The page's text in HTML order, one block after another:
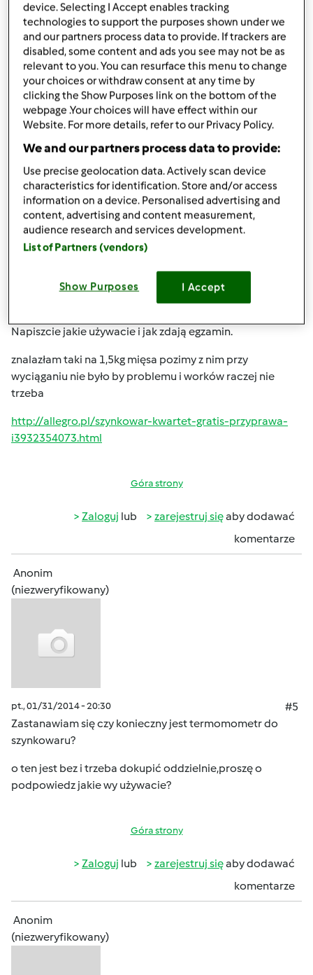
Anonim
(niezweryfikowany)
pt., 01/31/2014 - 20:20
Witajcie zakręcone szynkowarki
ale mnie nakręciłyście tym ,,sprzętem,,.
zastanawiam się tylko nad poziomym ,z tego pionowego
tylko w workach trzeba przygotowywać ,bo inaczej się nie
wydostanie tego z dna. A taki z ,,wyciągnikiem,, kosztuje
Napiszcie jakie używacie i jak zdają egzamin.
znalazłam taki na 1,5kg mięsa pozimy z nim przy
wyciąganiu nie było by problemu i worków raczej nie
trzeba
http://allegro.pl/szynkowar-kwartet-gratis-przyprawa-
i3932354073.html
Góra strony
Zaloguj lub zarejestruj sięaby dodawać
komentarze
Anonim
(niezweryfikowany)
pt., 01/31/2014 - 20:30
#5
Zastanawiam się czy konieczny jest termomometr do
szynkowaru?
o ten jest bez i trzeba dokupić oddzielnie,proszę o
podpowiedz jakie wy używacie?
Góra strony
Zaloguj lub zarejestruj sięaby dodawać
komentarze
Anonim
(niezweryfikowany)
device. Selecting I Accept enables tracking
technologies to support the purposes shown under we
and our partners process data to provide. If trackers are
disabled, some content and ads you see may not be as
relevant to you. You can resurface this menu to change
your choices or withdraw consent at any time by
clicking the Show Purposes link on the bottom of the
webpage .Your choices will have effect within our
Website. For more details, refer to our Privacy Policy.
We and our partners process data to provide:
Use precise geolocation data. Actively scan device
characteristics for identification. Store and/or access
information on a device. Personalised advertising and
content, advertising and content measurement,
audience research and services development.
List of Partners (vendors)
Show Purposes I Accept